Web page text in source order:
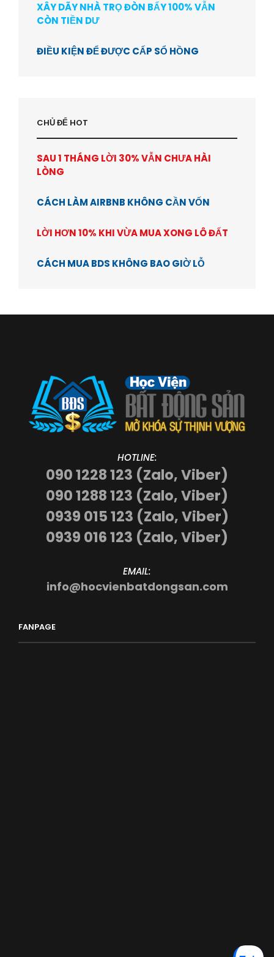
XÂY DÃY NHÀ TRỌ ĐÒN BẨY 100% VẪN
CÒN TIỀN DƯ
ĐIỀU KIỆN ĐỂ ĐƯỢC CẤP SỔ HỒNG
CHỦ ĐỂ HOT
SAU 1 THÁNG LỜI 30% VẪN CHƯA HÀI
LÒNG
CÁCH LÀM AIRBNB KHÔNG CẦN VỐN
LỜI HƠN 10% KHI VỪA MUA XONG LÔ ĐẤT
CÁCH MUA BDS KHÔNG BAO GIỜ LỖ
HOTLINE:
090 1228 123 (Zalo, Viber)
090 1288 123 (Zalo, Viber)
0939 015 123 (Zalo, Viber)
0939 016 123 (Zalo, Viber)
EMAIL:
info@hocvienbatdongsan.com
FANPAGE